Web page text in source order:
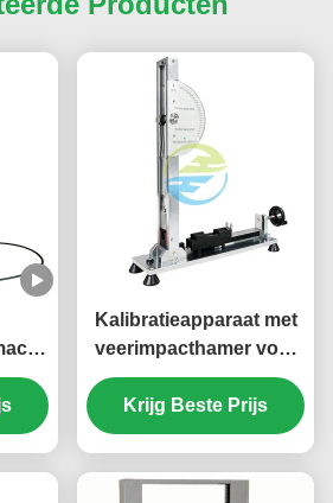
|
Kalibratieapparaat met
veerimpacthamer voor
verificatie van
impactenergie | IEC
60068-2-75
Krijg Beste Prijs